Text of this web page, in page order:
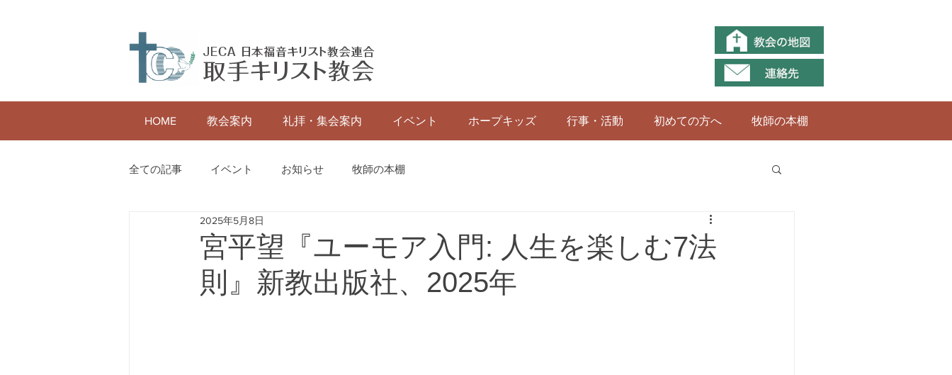
HOME 教会案内 礼拝・集会案内 イベント ホープキッズ 行事・活動 初めての方へ 牧師の本棚
全ての記事 イベント お知らせ 牧師の本棚
宮平望『ユーモア入門: 人生を楽しむ7法
則』新教出版社、2025年
2025年5月8日